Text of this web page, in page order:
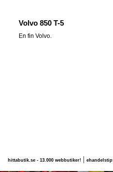
Volvo 850 T-5
En fin Volvo.
hittabutik.se - 13.000 webbutiker!|